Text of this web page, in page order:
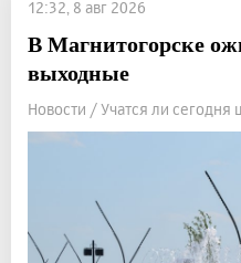
12:32, 8 авг 2026
В Магнитогорске
выходные
Новости / Учатся ли сегодня